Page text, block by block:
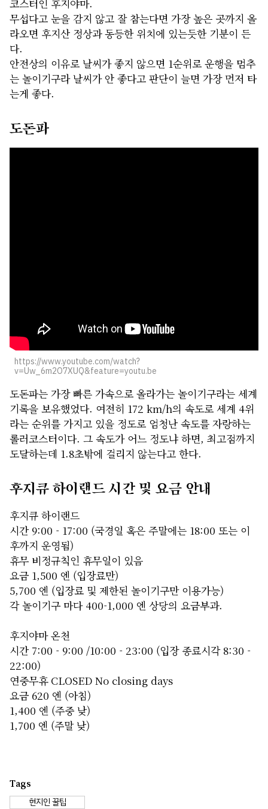
코스터인 후지야마.
무섭다고 눈을 감지 않고 잘 참는다면 가장 높은 곳까지 올
라오면 후지산 정상과 동등한 위치에 있는듯한 기분이 든
다.
안전상의 이유로 날씨가 좋지 않으면 1순위로 운행을 멈추
는 놀이기구라 날씨가 안 좋다고 판단이 늘면 가장 먼저 타
는게 좋다.
도돈파
https://www.youtube.com/watch?
v=Uw_6m2O7XUQ&feature=youtu.be
도돈파는 가장 빠른 가속으로 올라가는 놀이기구라는 세계
기록을 보유했었다. 여전히 172 km/h의 속도로 세계 4위
라는 순위를 가지고 있을 정도로 엄청난 속도를 자랑하는
롤러코스터이다. 그 속도가 어느 정도냐 하면, 최고점까지
도달하는데 1.8초밖에 걸리지 않는다고 한다.
후지큐 하이랜드 시간 및 요금 안내
후지큐 하이랜드
시간 9:00 - 17:00 (국경일 혹은 주말에는 18:00 또는 이
후까지 운영됨)
휴무 비정규칙인 휴무일이 있음
요금 1,500 엔 (입장료만)
5,700 엔 (입장료 및 제한된 놀이기구만 이용가능)
각 놀이기구 마다 400-1,000 엔 상당의 요금부과.
후지야마 온천
시간 7:00 - 9:00 /10:00 - 23:00 (입장 종료시각 8:30 -
22:00)
연중무휴 CLOSED No closing days
요금 620 엔 (아침)
1,400 엔 (주중 낮)
1,700 엔 (주말 낮)
Tags
현지인 꿀팁